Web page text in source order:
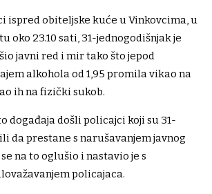
ispred obiteljske kuće u Vinkovcima, u
oko 23.10 sati, 31-jednogodišnjak je
javni red i mir tako što jepod
alkohola od 1,95 promila vikao na
ih na fizički sukob.
događaja došli policajci koji su 31-
da prestane s narušavanjem javnog
na to oglušio i nastavio je s
policajaca.